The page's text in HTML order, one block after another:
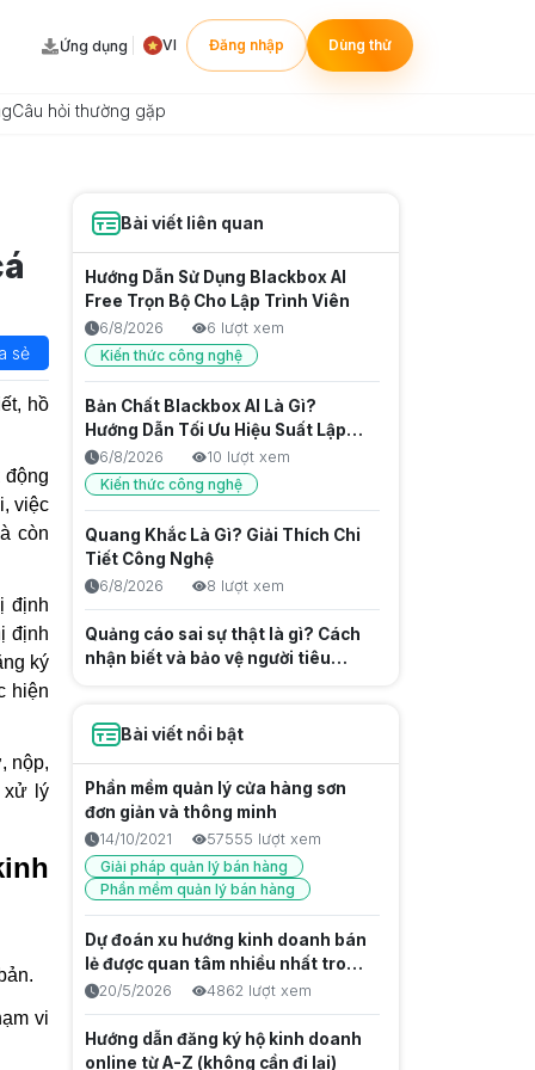
Ứng dụng VI Đăng nhập Dùng thử
Câu hỏi thường gặp
sẻ
hồ
việc
còn
định
định
ký
hiện
nộp,
xử lý
vi
Bài viết liên quan
Hướng Dẫn Sử Dụng Blackbox AI
Free Trọn Bộ Cho Lập Trình Viên
6/8/2026
6 lượt xem
Kiến thức công nghệ
Bản Chất Blackbox AI Là Gì?
Hướng Dẫn Tối Ưu Hiệu Suất Lập
Trình Chuyên Sâu
6/8/2026
10 lượt xem
Kiến thức công nghệ
Quang Khắc Là Gì? Giải Thích Chi
Tiết Công Nghệ
6/8/2026 8 lượt xem
Quảng cáo sai sự thật là gì? Cách
nhận biết và bảo vệ người tiêu
Trước Gen Z là gen gì? Tìm hiểu
6/8/2026 9 lượt xem
Thế hệ Gen Z từ năm nào? Tìm
hiểu nguồn gốc và đặc điểm Gen Z
6/8/2026 4 lượt xem
Thế hệ gen z la gì? Đặc điểm, năm
sinh và vai trò trong thời đại số
6/8/2026 5 lượt xem
Sau Gen Z là gen gì? Tìm hiểu thế
hệ Alpha từ A đến Z
Bài viết nổi bật
Phần mềm quản lý cửa hàng sơn
đơn giản và thông minh
14/10/2021
57555 lượt xem
Giải pháp quản lý bán hàng
Phần mềm quản lý bán hàng
Dự đoán xu hướng kinh doanh bán
lẻ được quan tâm nhiều nhất trong
năm 2027
20/5/2026 4862 lượt xem
Hướng dẫn đăng ký hộ kinh doanh
online từ A-Z (không cần đi lại)